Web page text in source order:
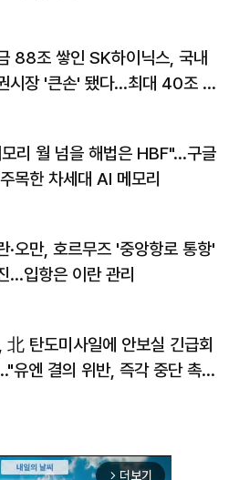
88조 쌓인 SK하이닉스, 국내
시장 '큰손' 됐다…최대 40조 투
리 월 넘을 해법은 HBF"…구글
목한 차세대 AI 메모리
·오만, 호르무즈 '중앙항로 통항'
…입항은 이란 관리
北 탄도미사일에 안보실 긴급회
유엔 결의 위반, 즉각 중단 촉
arrow_forward_ios 더보기